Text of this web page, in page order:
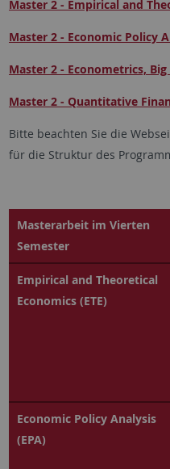
Master 2 - Empirical and
Master 2 - Economic Policy
Master 2 - Econometrics,
Master 2 - Quantitative
Bitte beachten Sie die
für die Struktur des
Masterarbeit im Vierten
Semester
Empirical and Theoretical
Economics (ETE)
Economic Policy Analysis
(EPA)